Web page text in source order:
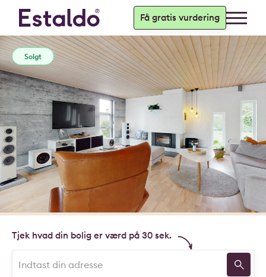
Få gratis vurdering
Solgt
Tjek hvad din bolig er værd på 30 sek.